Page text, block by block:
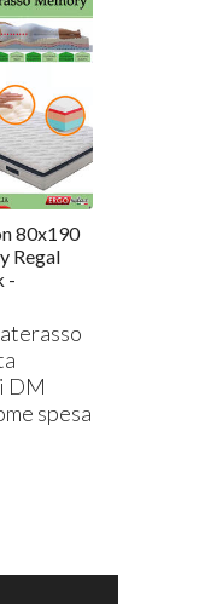
80x190
Regal
-
DM
spesa